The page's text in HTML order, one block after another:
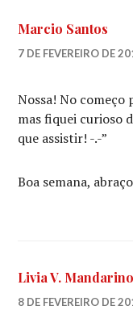
Marcio Santos
7 DE FEVEREIRO DE
Nossa! No começo
mas fiquei curioso
que assistir! -.-”
Boa semana,
Livia V. Mandarino
8 DE FEVEREIRO DE